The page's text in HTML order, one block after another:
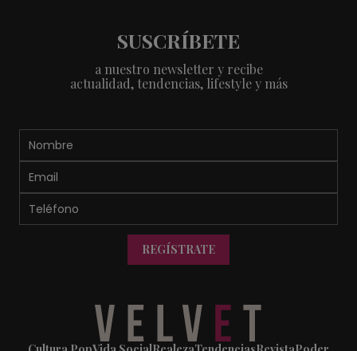
SUSCRÍBETE
a nuestro newsletter y recibe
actualidad, tendencias, lifestyle y más
REGÍSTRATE